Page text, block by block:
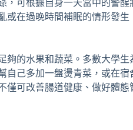
，可根據自身一天當中的警
或在過晚時間補眠的情形發
夠的水果和蔬菜。多數大學
自己多加一盤燙青菜，或在
僅可改善腸道健康、做好體態